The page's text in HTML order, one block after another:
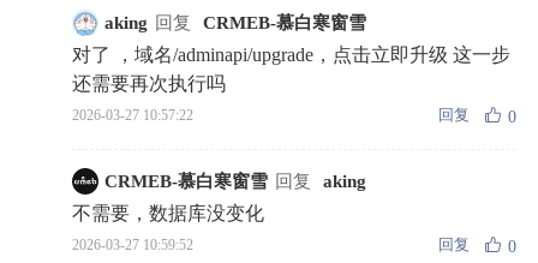
aking 回复 CRMEB-慕白寒窗雪
对了 ，域名/adminapi/upgrade，点击立即升级 这一步
还需要再次执行吗
2026-03-27 10:57:22 回复 0
CRMEB-慕白寒窗雪 回复 aking
不需要，数据库没变化
2026-03-27 10:59:52 回复 0